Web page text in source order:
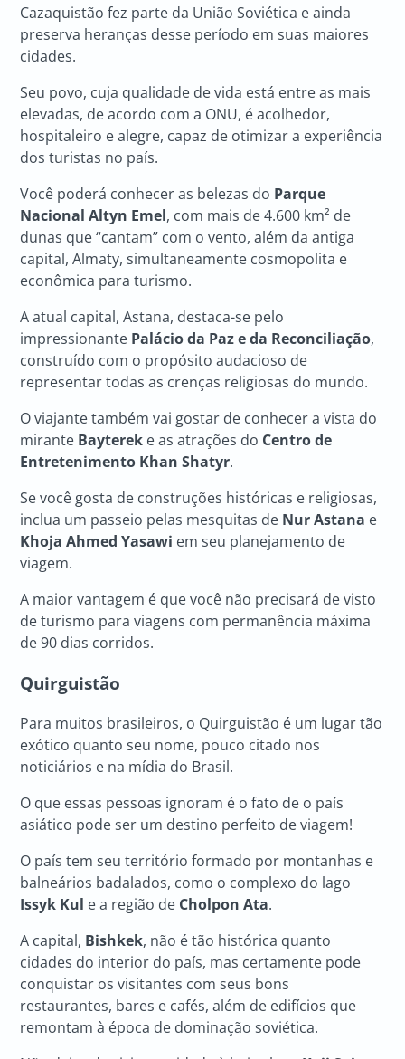
Cazaquistão fez parte da União Soviética e ainda
preserva heranças desse período em suas maiores
cidades.
Seu povo, cuja qualidade de vida está entre as mais
elevadas, de acordo com a ONU, é acolhedor,
hospitaleiro e alegre, capaz de otimizar a experiência
dos turistas no país.
Você poderá conhecer as belezas do Parque
Nacional Altyn Emel, com mais de 4.600 km² de
dunas que “cantam” com o vento, além da antiga
capital, Almaty, simultaneamente cosmopolita e
econômica para turismo.
A atual capital, Astana, destaca-se pelo
impressionante Palácio da Paz e da Reconciliação,
construído com o propósito audacioso de
representar todas as crenças religiosas do mundo.
O viajante também vai gostar de conhecer a vista do
mirante Bayterek e as atrações do Centro de
Entretenimento Khan Shatyr.
Se você gosta de construções históricas e religiosas,
inclua um passeio pelas mesquitas de Nur Astana e
Khoja Ahmed Yasawi em seu planejamento de
viagem.
A maior vantagem é que você não precisará de visto
de turismo para viagens com permanência máxima
de 90 dias corridos.
Quirguistão
Para muitos brasileiros, o Quirguistão é um lugar tão
exótico quanto seu nome, pouco citado nos
noticiários e na mídia do Brasil.
O que essas pessoas ignoram é o fato de o país
asiático pode ser um destino perfeito de viagem!
O país tem seu território formado por montanhas e
balneários badalados, como o complexo do lago
Issyk Kul e a região de Cholpon Ata.
A capital, Bishkek, não é tão histórica quanto
cidades do interior do país, mas certamente pode
conquistar os visitantes com seus bons
restaurantes, bares e cafés, além de edifícios que
remontam à época de dominação soviética.